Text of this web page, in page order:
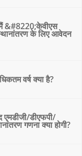
&#8220;केवीएस
के लिए आवेदन
वर्ष क्या है?
एमडीजी/डीएफपी/
गणना क्या होगी?